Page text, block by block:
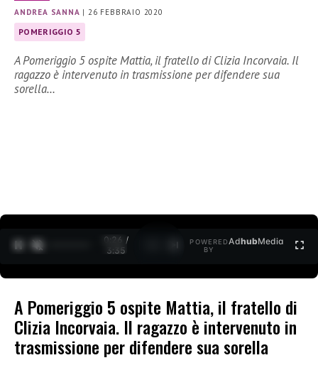
ANDREA SANNA |26 FEBBRAIO 2020
POMERIGGIO 5
A Pomeriggio 5 ospite Mattia, il fratello di Clizia Incorvaia. Il
ragazzo è intervenuto in trasmissione per difendere sua
sorella…
0:27 /
3:35
POWERED
BY
AdhubMedia
A Pomeriggio 5 ospite Mattia, il fratello di
Clizia Incorvaia. Il ragazzo è intervenuto in
trasmissione per difendere sua sorella